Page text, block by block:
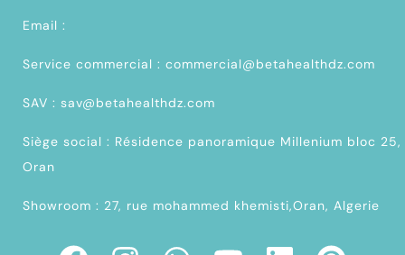
Email :
Service commercial : commercial@betahealthdz.com
SAV : sav@betahealthdz.com
Siège social : Résidence panoramique Millenium bloc 25,
Oran
Showroom : 27, rue mohammed khemisti,Oran, Algerie